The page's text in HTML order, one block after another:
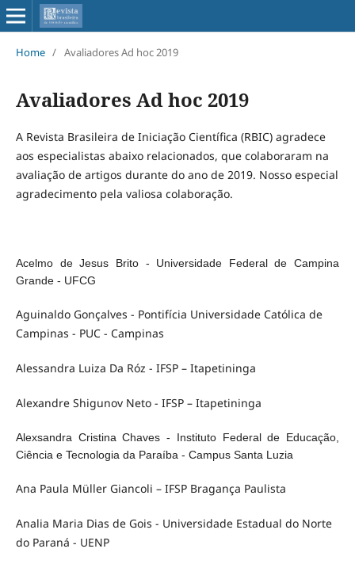
Home / Avaliadores Ad hoc 2019
Avaliadores Ad hoc 2019
A Revista Brasileira de Iniciação Científica (RBIC) agradece
aos especialistas abaixo relacionados, que colaboraram na
avaliação de artigos durante do ano de 2019. Nosso especial
agradecimento pela valiosa colaboração.
Acelmo de Jesus Brito - Universidade Federal de Campina
Grande - UFCG
Aguinaldo Gonçalves - Pontifícia Universidade Católica de
Campinas - PUC - Campinas
Alessandra Luiza Da Róz - IFSP – Itapetininga
Alexandre Shigunov Neto - IFSP – Itapetininga
Alexsandra Cristina Chaves - Instituto Federal de Educação,
Ciência e Tecnologia da Paraíba - Campus Santa Luzia
Ana Paula Müller Giancoli – IFSP Bragança Paulista
Analia Maria Dias de Gois - Universidade Estadual do Norte
do Paraná - UENP